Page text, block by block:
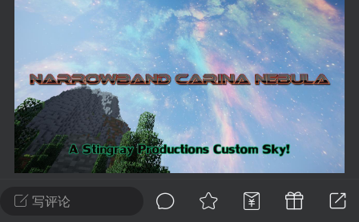
5.9k
潮涌核心
永久赞助者
24 23:37
电脑端 整合包分享
主页反馈贴
反馈你遇到的问题 以及 你期望的功能等
不方便可尝试通过邮箱与作者进行反馈
写评论